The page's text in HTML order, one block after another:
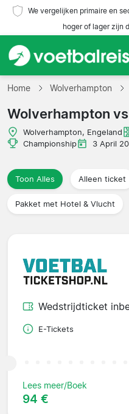
We vergelijken primaire en
hoger of lager zijn
Home
Teams
Competities
Reisorganisaties
Home Wolverhampton
Wolverhampton
Wolverhampton, Engeland
Championship
3 April
Toon Alles Alleen ticket
Pakket met Hotel & Vlucht
Wedstrijdticket
E-Tickets
Lees meer/Boek
94 €